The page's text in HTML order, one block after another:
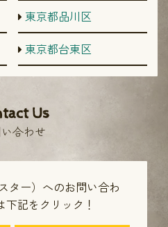
東京都品川区
東京都台東区
Us
合わせ
ター）へのお問い合わ
下記をクリック！